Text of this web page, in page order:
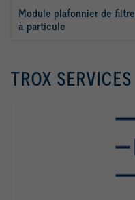
Module plafonnier de filtre
à particule
TROX SERVICES